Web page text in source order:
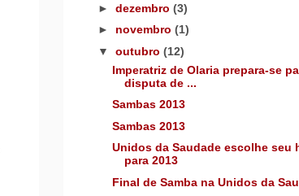
► dezembro (3)
► novembro (1)
▼ outubro (12)
Imperatriz de Olaria prepara-se
disputa de ...
Sambas 2013
Sambas 2013
Unidos da Saudade escolhe seu
para 2013
Final de Samba na Unidos da